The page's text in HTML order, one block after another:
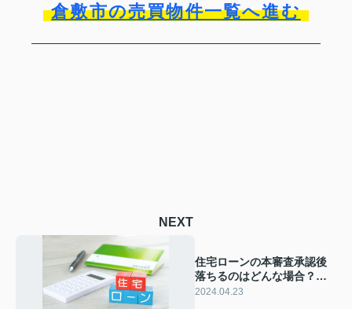
倉敷市の売買物件一覧へ進む
NEXT
住宅ローンの本審査承認後
落ちるのはどんな場合？ペ
ナルティや注意点をご紹介
2024.04.23